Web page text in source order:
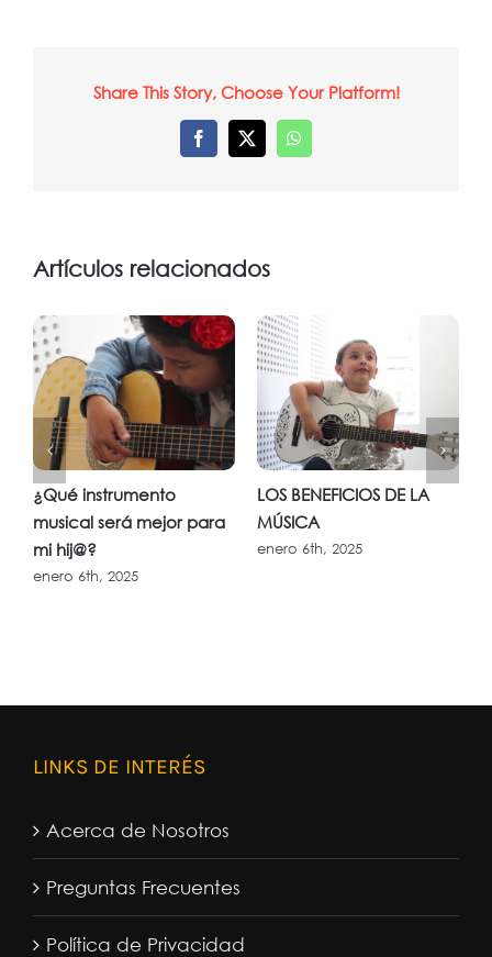
Share This Story, Choose Your Platform!
Facebook
X WhatsApp
Artículos relacionados
¿Qué instrumento
musical será mejor para
mi hij@?
enero 6th, 2025
LOS BENEFICIOS DE LA
MÚSICA
enero 6th, 2025
LINKS DE INTERÉS
Acerca de Nosotros
Preguntas Frecuentes
Política de Privacidad